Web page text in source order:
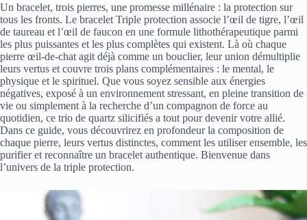
Un bracelet, trois pierres, une promesse millénaire : la protection sur
tous les fronts. Le bracelet Triple protection associe l’œil de tigre, l’œil
de taureau et l’œil de faucon en une formule lithothérapeutique parmi
les plus puissantes et les plus complètes qui existent. Là où chaque
pierre œil-de-chat agit déjà comme un bouclier, leur union démultiplie
leurs vertus et couvre trois plans complémentaires : le mental, le
physique et le spirituel. Que vous soyez sensible aux énergies
négatives, exposé à un environnement stressant, en pleine transition de
vie ou simplement à la recherche d’un compagnon de force au
quotidien, ce trio de quartz silicifiés a tout pour devenir votre allié.
Dans ce guide, vous découvrirez en profondeur la composition de
chaque pierre, leurs vertus distinctes, comment les utiliser ensemble, les
purifier et reconnaître un bracelet authentique. Bienvenue dans
l’univers de la triple protection.